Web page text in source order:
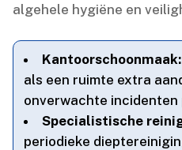
algehele hygiëne en
Kantoorschoonmaak:
als een ruimte extra
onverwachte incidenten
Specialistische
periodieke